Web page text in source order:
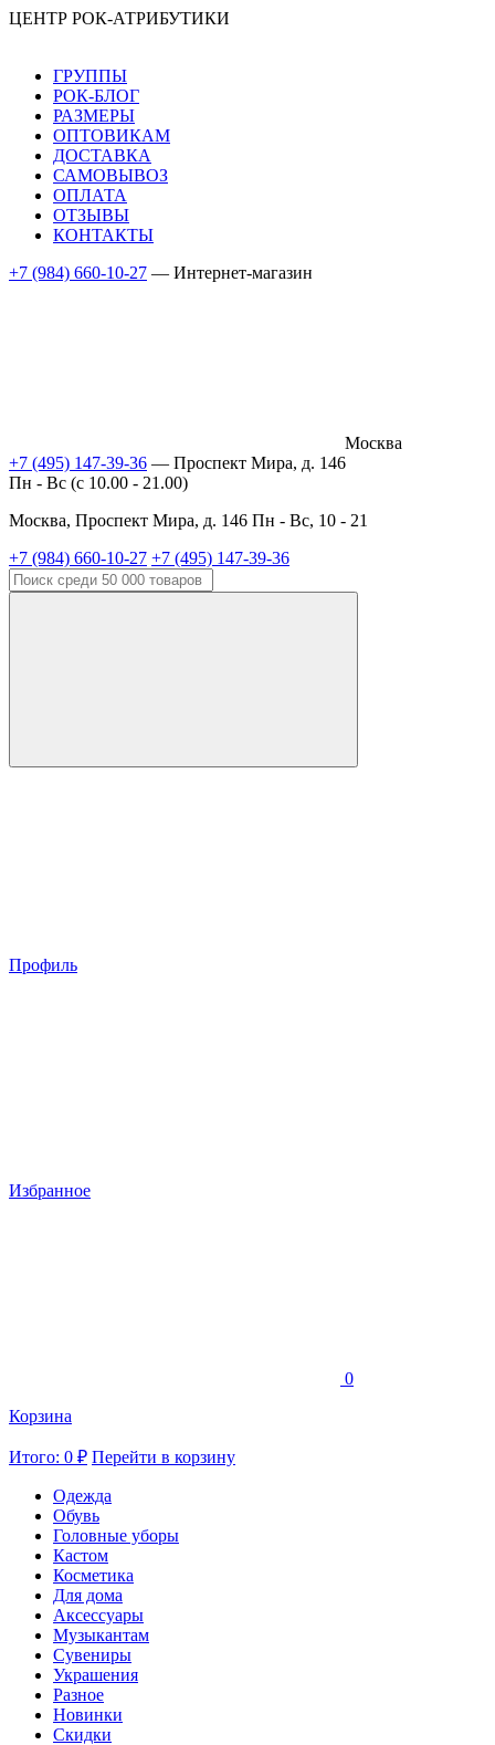
ЦЕНТР РОК-АТРИБУТИКИ
ГРУППЫ
РОК-БЛОГ
РАЗМЕРЫ
ОПТОВИКАМ
ДОСТАВКА
САМОВЫВОЗ
ОПЛАТА
ОТЗЫВЫ
КОНТАКТЫ
+7 (984) 660-10-27 — Интернет-магазин
Москва
+7 (495) 147-39-36 — Проспект Мира, д. 146
Пн - Вс (c 10.00 - 21.00)
Москва, Проспект Мира, д. 146 Пн - Вс, 10 - 21
+7 (984) 660-10-27 +7 (495) 147-39-36
Профиль
Избранное
0
Корзина
Итого: 0 ₽ Перейти в корзину
Одежда
Обувь
Головные уборы
Кастом
Косметика
Для дома
Аксессуары
Музыкантам
Сувениры
Украшения
Разное
Новинки
Скидки